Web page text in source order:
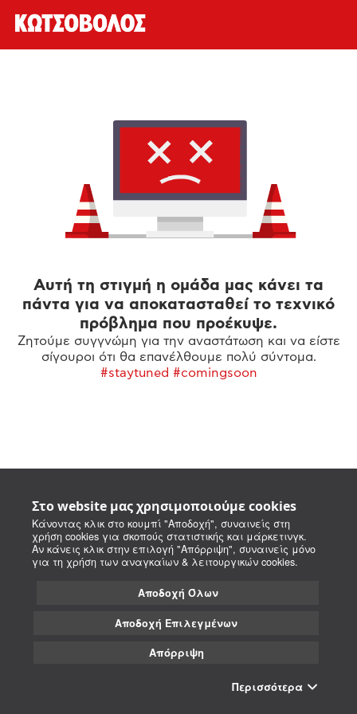
Στο website μας χρησιμοποιούμε cookies
Κάνοντας κλικ στο κουμπί "Αποδοχή", συναινείς στη
χρήση cookies για σκοπούς στατιστικής και μάρκετινγκ.
Αν κάνεις κλικ στην επιλογή "Απόρριψη", συναινείς μόνο
για τη χρήση των αναγκαίων & λειτουργικών cookies.
Αποδοχή Όλων
Αποδοχή Επιλεγμένων
Απόρριψη
Περισσότερα
Αυτή τη στιγμή η ομάδα μας κάνει τα
πάντα για να αποκατασταθεί το τεχνικό
πρόβλημα που προέκυψε.
Ζητούμε συγγνώμη για την αναστάτωση και να είστε
σίγουροι ότι θα επανέλθουμε πολύ σύντομα.
#staytuned #comingsoon